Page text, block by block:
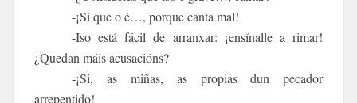
-¡Si que o é…, porque canta mal!
-Iso está fácil de arranxar: ¡ensínalle a rimar!
¿Quedan máis acusacións?
-¡Si, as miñas, as propias dun pecador
arrepentido!